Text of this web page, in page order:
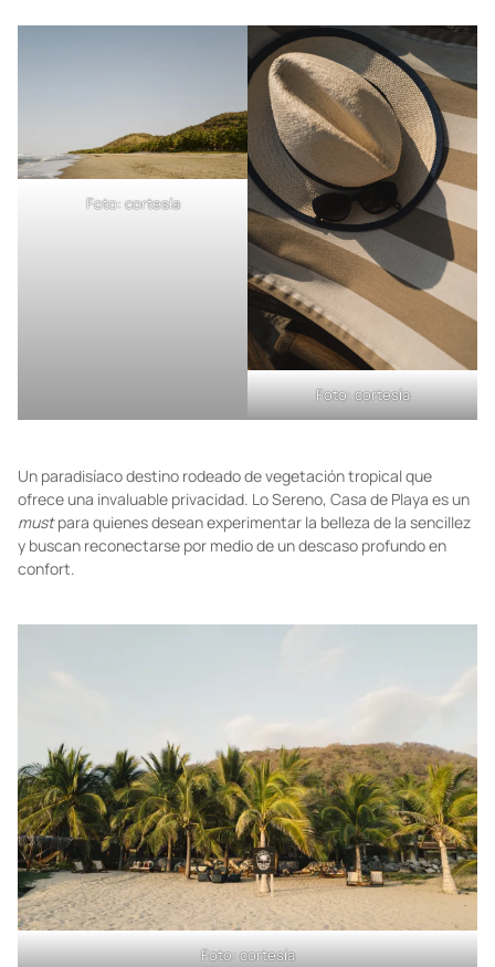
Foto: cortesía
Foto: cortesía
Un paradisíaco destino rodeado de vegetación tropical que
ofrece una invaluable privacidad. Lo Sereno, Casa de Playa es un
mustpara quienes desean experimentar la belleza de la sencillez
y buscan reconectarse por medio de un descaso profundo en
confort.
Foto: cortesía